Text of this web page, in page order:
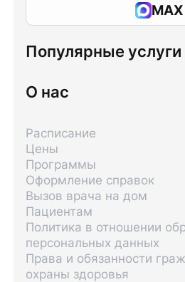
MAX
Популярные услуги
О нас
Расписание
Цены
Программы
Оформление справок
Вызов врача на дом
Пациентам
Политика в отношении
персональных данных
Права и обязанности
охраны здоровья